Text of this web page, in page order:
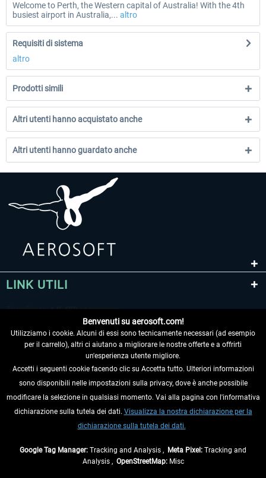
Welcome to Perth, the Western capital of Australia! With the 4th
busiest airport in Australia,... altro
Requisiti di sistema
altro
Prodotti simili
Altri utenti hanno acquistato anche
Altri utenti hanno guardato anche
LINK UTILI
RECEDERE DAL CONTRATTO
INFORMAZIONI
Benvenuti su aerosoft.com!
Utilizziamo i cookie. Alcuni di essi sono tecnicamente necessari (ad esempio
per il carrello), altri ci aiutano a migliorare le nostre offerte e a offrirti
un'esperienza utente migliore.
Accetti i seguenti cookie facendo clic su Accetta tutto. Ulteriori informazioni
sono disponibili nelle impostazioni sulla privacy, dove è anche possibile
modificare la selezione in qualsiasi momento. Vai alla pagina con l'informativa
dichiarazione sulla tutela dei dati. Visualizza la nostra dichiarazione per la
dichiarazione sulla tutela dei dati.
Google Tag Manager: Tracking and Analysis , Meta Pixel: Tracking and
Analysis , OpenStreetMap:Misc